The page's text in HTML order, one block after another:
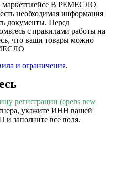
маркетплейсе В РЕМЕСЛО,
необходимая информация
документы. Перед
с правилами работы на
что ваши товары можно
и ограничения.
регистрации (opens new
укажите ИНН вашей
и заполните все поля.